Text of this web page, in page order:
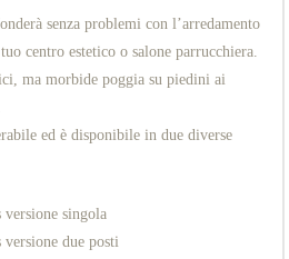
senza problemi con l’arredamento
centro estetico o salone parrucchiera.
ma morbide poggia su piedini ai
ed è disponibile in due diverse
versione singola
versione due posti